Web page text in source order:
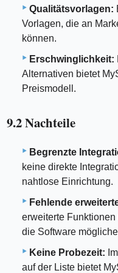
Qualitätsvorlagen:
Vorlagen, die an
können.
Erschwinglichkeit:
Alternativen bietet
Preismodell.
9.2 Nachteile
Begrenzte
keine direkte
nahtlose Einrichtung.
Fehlende
erweiterte
die Software
Keine Probezeit:
auf der Liste bietet